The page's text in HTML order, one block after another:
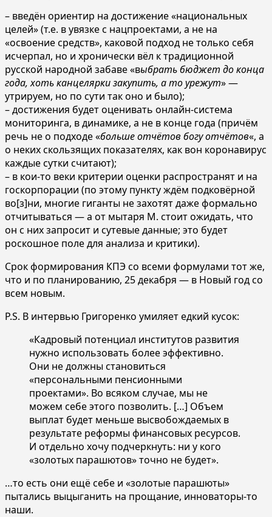
– введён ориентир на достижение «национальных
целей» (т.е. в увязке с нацпроектами, а не на
«освоение средств», каковой подход не только себя
исчерпал, но и хронически вёл к традиционной
русской народной забаве «выбрать бюджет до конца
года, хоть канцелярки закупить, а то урежут» —
утрируем, но по сути так оно и было);
– достижения будет оценивать онлайн-система
мониторинга, в динамике, а не в конце года (причём
речь не о подходе «больше отчётов богу отчётов«, а
о неких скользящих показателях, как вон коронавирус
каждые сутки считают);
– в кои-то веки критерии оценки распространят и на
госкорпорации (по этому пункту ждём подковёрной
во[з]ни, многие гиганты не захотят даже формально
отчитываться — а от мытаря М. стоит ожидать, что
он с них запросит и сутевые данные; это будет
роскошное поле для анализа и критики).
Срок формирования КПЭ со всеми формулами тот же,
что и по планированию, 25 декабря — в Новый год со
всем новым.
P.S. В интервью Григоренко умиляет едкий кусок:
«Кадровый потенциал институтов развития
нужно использовать более эффективно.
Они не должны становиться
«персональными пенсионными
проектами». Во всяком случае, мы не
можем себе этого позволить. […] Объем
выплат будет меньше высвобождаемых в
результате реформы финансовых ресурсов.
И отдельно хочу подчеркнуть: ни у кого
«золотых парашютов» точно не будет».
…то есть они ещё себе и «золотые парашюты»
пытались выцыганить на прощание, инноваторы-то
наши.